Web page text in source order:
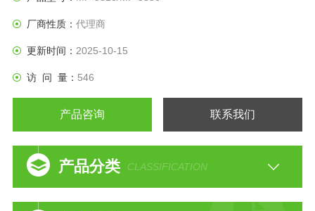
厂商性质： 代理商
更新时间： 2025-10-15
访 问 量： 546
产品咨询 联系我们
产品分类 CLASSIFICATION